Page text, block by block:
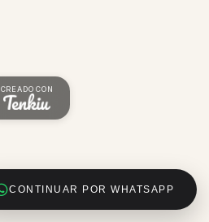
CONTINUAR POR WHATSAPP
CREADO CON